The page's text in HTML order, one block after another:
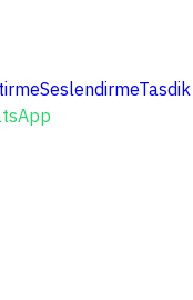
SeslendirmeTasdik